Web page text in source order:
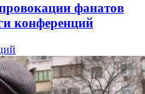
фанатов
конференций